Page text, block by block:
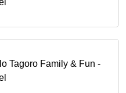
Tagoro Family & Fun -